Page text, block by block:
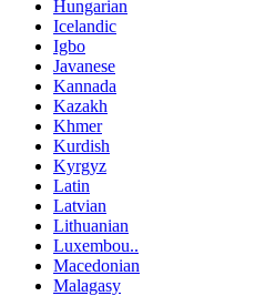
Hungarian
Icelandic
Igbo
Javanese
Kannada
Kazakh
Khmer
Kurdish
Kyrgyz
Latin
Latvian
Lithuanian
Luxembou..
Macedonian
Malagasy